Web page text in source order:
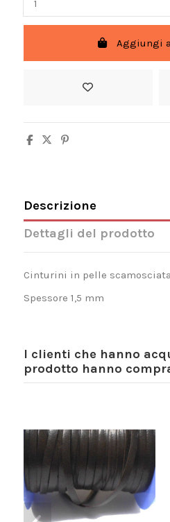
Aggiungi
Descrizione
Dettagli del prodotto
Cinturini in pelle
Spessore 1,5 mm
I clienti che hanno
prodotto hanno